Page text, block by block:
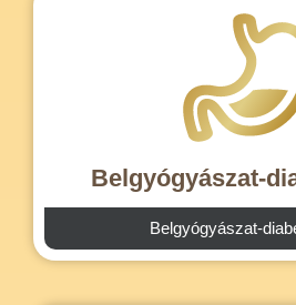
Belgyógyászat-
Belgyógyászat-